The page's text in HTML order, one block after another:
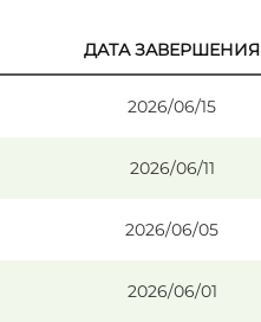
ДАТА ЗАВЕРШЕНИЯ
2026/06/15
2026/06/11
2026/06/05
2026/06/01